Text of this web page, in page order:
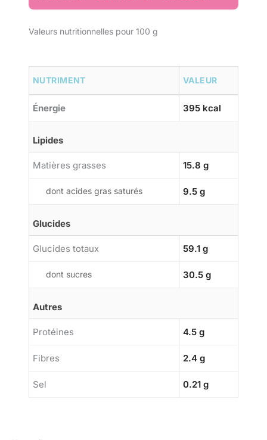
Valeurs nutritionnelles pour 100 g
NUTRIMENT VALEUR
Énergie 395 kcal
Lipides
Matières grasses 15.8 g
dont acides gras saturés 9.5 g
Glucides
Glucides totaux 59.1 g
dont sucres 30.5 g
Autres
Protéines 4.5 g
Fibres 2.4 g
Sel 0.21 g